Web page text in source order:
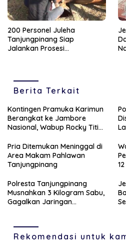
200 Personel Juleha
Tanjungpinang Siap
Jalankan Prosesi
Berita Terkait
Kontingen Pramuka Karimun
Berangkat ke Jambore
Nasional, Wabup Rocky Titip
Daerah
Pria Ditemukan Meninggal di
Area Makam Pahlawan
Tanjungpinang
Polresta Tanjungpinang
Musnahkan 3 Kilogram Sabu,
Gagalkan Jaringan
Rekomendasi untuk